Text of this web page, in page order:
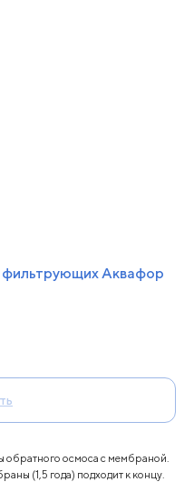
фильтрующих Аквафор
обратного осмоса с мембраной.
(1,5 года) подходит к концу.